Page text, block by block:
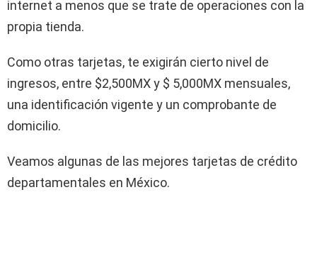
internet a menos que se trate de operaciones con la
propia tienda.
Como otras tarjetas, te exigirán cierto nivel de
ingresos, entre $2,500MX y $ 5,000MX mensuales,
una identificación vigente y un comprobante de
domicilio.
Veamos algunas de las mejores tarjetas de crédito
departamentales en México.